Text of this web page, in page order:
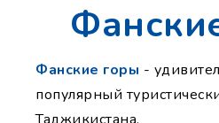
Фанские горы -
популярный